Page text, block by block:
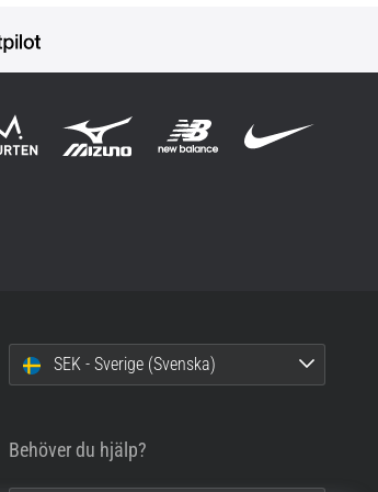
SEK - Sverige (Svenska)
Behöver du hjälp?